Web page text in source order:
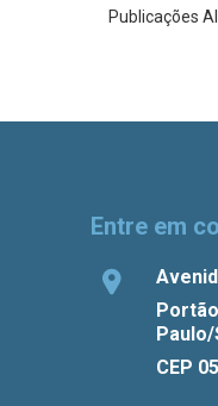
Publicações
Entre em
Paulo/
CEP